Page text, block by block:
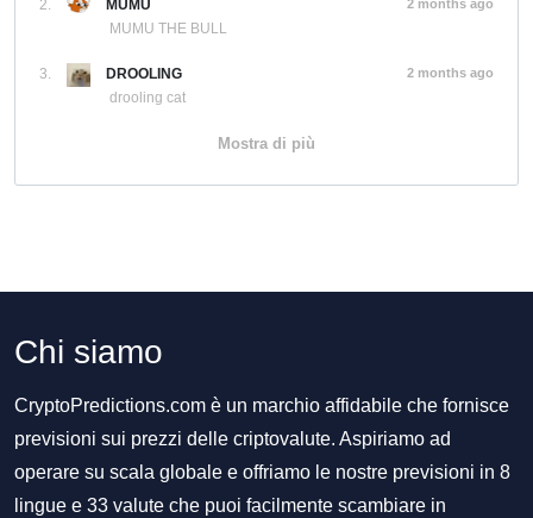
2.
MUMU
MUMU THE BULL
2 months ago
3.
DROOLING
drooling cat
2 months ago
Mostra di più
Chi siamo
CryptoPredictions.com è un marchio affidabile che fornisce
previsioni sui prezzi delle criptovalute. Aspiriamo ad
operare su scala globale e offriamo le nostre previsioni in 8
lingue e 33 valute che puoi facilmente scambiare in